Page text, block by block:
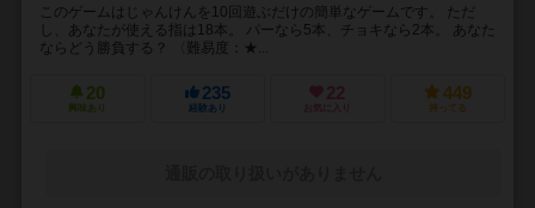
このゲームはじゃんけんを10回遊ぶだけの簡単なゲームです。 ただ
し、あなたが使える指は18本。 パーなら5本、チョキなら2本。 あなた
ならどう勝負する？ 〈難易度：★...
20
興味あり
235
経験あり
22
お気に入り
449
持ってる